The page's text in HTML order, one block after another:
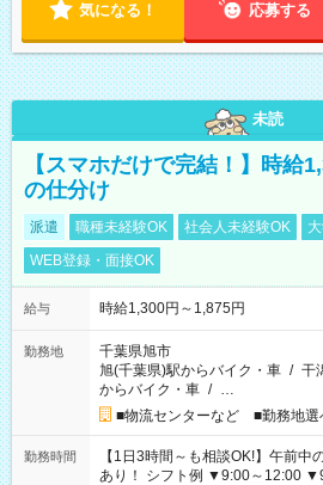
気になる！ 応募する
未読
【スマホだけで完結！】時給
の仕分け
派遣 職種未経験OK 社会人未経験OK
WEB登録・面接OK
給与 時給1,300円～1,875円
勤務地
千葉県旭市
旭(千葉県)駅からバイク・車 / 干
からバイク・車 / …
■物流センターなど ■勤務地選
勤務時間
【1日3時間～も相談OK!】午前中
あり！ シフト例 ▼9:00～12:00